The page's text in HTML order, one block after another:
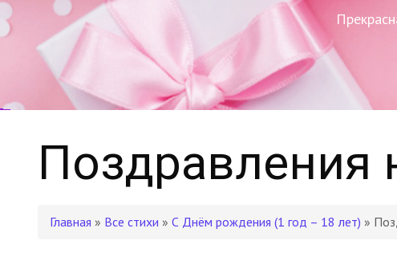
Поздравления
Главная » Все стихи » С Днём рождения (1 год – 18 лет) »